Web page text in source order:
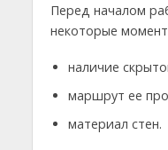
Перед началом
некоторые
наличие
маршрут ее
материал стен.